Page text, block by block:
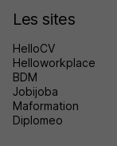
Les sites
HelloCV
Helloworkplace
BDM
Jobijoba
Maformation
Diplomeo